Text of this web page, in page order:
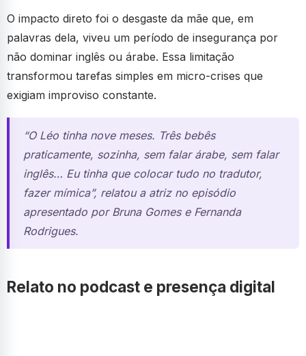
O impacto direto foi o desgaste da mãe que, em
palavras dela, viveu um período de insegurança por
não dominar inglês ou árabe. Essa limitação
transformou tarefas simples em micro-crises que
exigiam improviso constante.
“O Léo tinha nove meses. Três bebês
praticamente, sozinha, sem falar árabe, sem falar
inglês… Eu tinha que colocar tudo no tradutor,
fazer mímica”, relatou a atriz no episódio
apresentado por Bruna Gomes e Fernanda
Rodrigues.
Relato no podcast e presença digital